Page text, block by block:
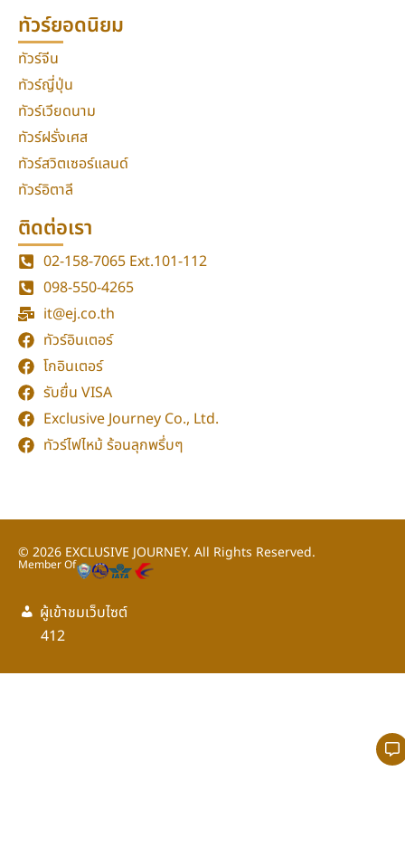
ทัวร์ยอดนิยม
ทัวร์จีน
ทัวร์ญี่ปุ่น
ทัวร์เวียดนาม
ทัวร์ฝรั่งเศส
ทัวร์สวิตเซอร์แลนด์
ทัวร์อิตาลี
ติดต่อเรา
02-158-7065Ext.101-112
098-550-4265
it@ej.co.th
ทัวร์อินเตอร์
โกอินเตอร์
รับยื่น VISA
Exclusive Journey Co., Ltd.
ทัวร์ไฟไหม้ ร้อนลุกพรึ่บๆ
© 2026 EXCLUSIVE JOURNEY. All Rights Reserved.
Member Of
ผู้เข้าชมเว็บไซต์
412